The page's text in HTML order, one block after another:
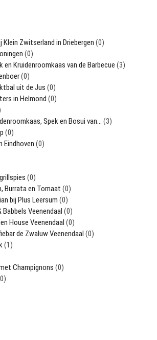
Klein Zwitserland in Driebergen (0)
(0)
en Kruidenroomkaas van de Barbecue (3)
(0)
uit de Jus (0)
in Helmond (0)
Spek en Bosui van… (3)
(0)
Eindhoven (0)
(0)
Burrata en Tomaat (0)
bij Plus Leersum (0)
Veenendaal (0)
House Veenendaal (0)
de Zwaluw Veenendaal (0)
(1)
Champignons (0)